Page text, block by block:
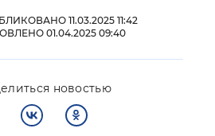
11.03.2025 11:42
01.04.2025 09:40
новостью